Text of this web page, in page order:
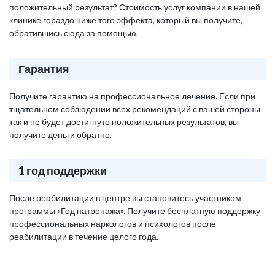
положительный результат? Стоимость услуг компании в нашей
клинике гораздо ниже того эффекта, который вы получите,
обратившись сюда за помощью.
Гарантия
Получите гарантию на профессиональное лечение. Если при
тщательном соблюдении всех рекомендаций с вашей стороны
так и не будет достигнуто положительных результатов, вы
получите деньги обратно.
1 год поддержки
После реабилитации в центре вы становитесь участником
программы «Год патронажа». Получите бесплатную поддержку
профессиональных наркологов и психологов после
реабилитации в течение целого года.